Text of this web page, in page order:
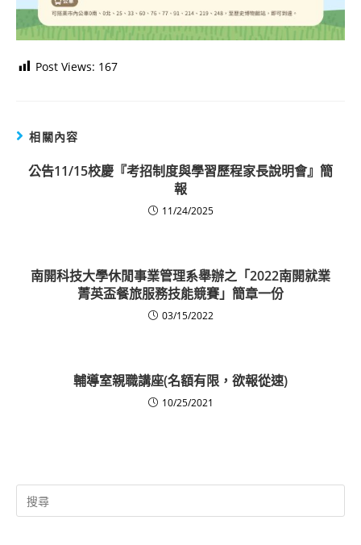
Post Views: 167
相關內容
公告11/15校慶『考招制度與學習歷程家長說明會』簡
報
11/24/2025
南開科技大學休閒事業管理系舉辦之「2022南開就業
菁英盃餐旅服務技能競賽」簡章一份
03/15/2022
輔導室親職講座(名額有限，欲報從速)
10/25/2021
Search
for: